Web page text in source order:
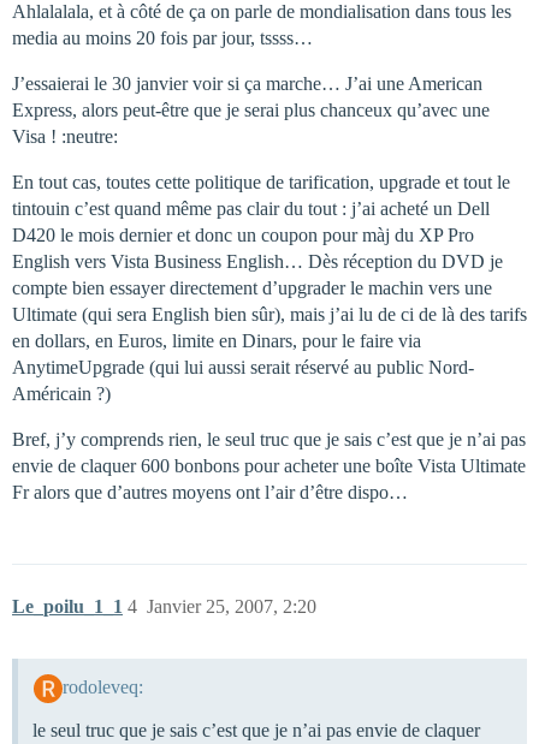
Ahlalalala, et à côté de ça on parle de mondialisation dans tous les
media au moins 20 fois par jour, tssss…
J’essaierai le 30 janvier voir si ça marche… J’ai une American
Express, alors peut-être que je serai plus chanceux qu’avec une
Visa ! :neutre:
En tout cas, toutes cette politique de tarification, upgrade et tout le
tintouin c’est quand même pas clair du tout : j’ai acheté un Dell
D420 le mois dernier et donc un coupon pour màj du XP Pro
English vers Vista Business English… Dès réception du DVD je
compte bien essayer directement d’upgrader le machin vers une
Ultimate (qui sera English bien sûr), mais j’ai lu de ci de là des tarifs
en dollars, en Euros, limite en Dinars, pour le faire via
AnytimeUpgrade (qui lui aussi serait réservé au public Nord-
Américain ?)
Bref, j’y comprends rien, le seul truc que je sais c’est que je n’ai pas
envie de claquer 600 bonbons pour acheter une boîte Vista Ultimate
Fr alors que d’autres moyens ont l’air d’être dispo…
Le_poilu_1_1 Janvier 25, 2007, 2:20
4
rodoleveq:
le seul truc que je sais c’est que je n’ai pas envie de claquer